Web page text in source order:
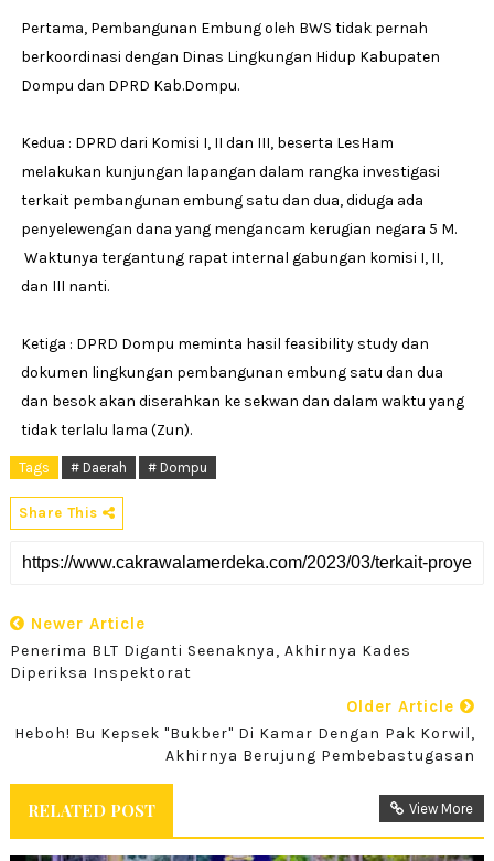
Pertama, Pembangunan Embung oleh BWS tidak pernah
berkoordinasi dengan Dinas Lingkungan Hidup Kabupaten
Dompu dan DPRD Kab.Dompu.
Kedua : DPRD dari Komisi I, II dan III, beserta LesHam
melakukan kunjungan lapangan dalam rangka investigasi
terkait pembangunan embung satu dan dua, diduga ada
penyelewengan dana yang mengancam kerugian negara 5 M.
Waktunya tergantung rapat internal gabungan komisi I, II,
dan III nanti.
Ketiga : DPRD Dompu meminta hasil feasibility study dan
dokumen lingkungan pembangunan embung satu dan dua
dan besok akan diserahkan ke sekwan dan dalam waktu yang
tidak terlalu lama (Zun).
Tags # Daerah # Dompu
Share This
Newer Article
Penerima BLT Diganti Seenaknya, Akhirnya Kades
Diperiksa Inspektorat
Older Article
Heboh! Bu Kepsek "Bukber" Di Kamar Dengan Pak Korwil,
Akhirnya Berujung Pembebastugasan
RELATED POST View More